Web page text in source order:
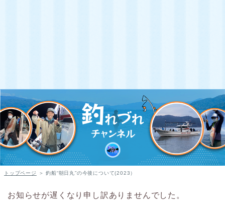
トップページ ＞ 釣船“朝日丸”の今後について(2023）
お知らせが遅くなり申し訳ありませんでした。